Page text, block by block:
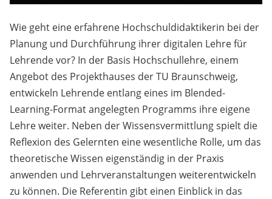
Wie geht eine erfahrene Hochschuldidaktikerin bei der
Planung und Durchführung ihrer digitalen Lehre für
Lehrende vor? In der Basis Hochschullehre, einem
Angebot des Projekthauses der TU Braunschweig,
entwickeln Lehrende entlang eines im Blended-
Learning-Format angelegten Programms ihre eigene
Lehre weiter. Neben der Wissensvermittlung spielt die
Reflexion des Gelernten eine wesentliche Rolle, um das
theoretische Wissen eigenständig in der Praxis
anwenden und Lehrveranstaltungen weiterentwickeln
zu können. Die Referentin gibt einen Einblick in das